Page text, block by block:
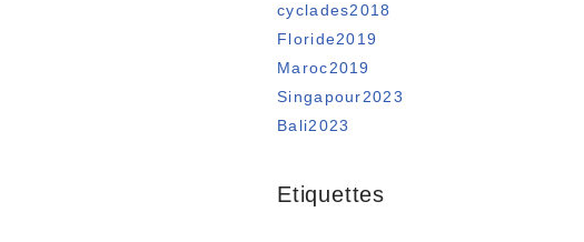
cyclades2018
Floride2019
Maroc2019
Singapour2023
Bali2023
Etiquettes